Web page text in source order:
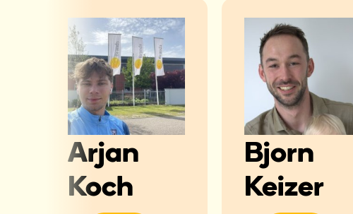
Arjan
Koch
Bjorn
Keizer